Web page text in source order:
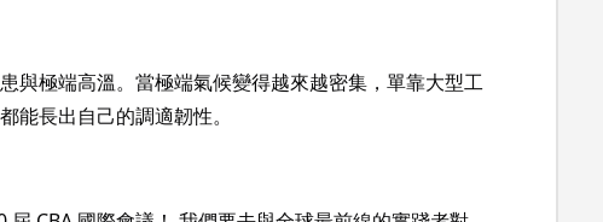
與極端高溫。當極端氣候變得越來越密集，單靠大型工
能長出自己的調適韌性。